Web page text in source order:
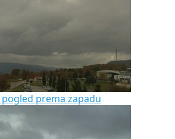
pogled prema zapadu